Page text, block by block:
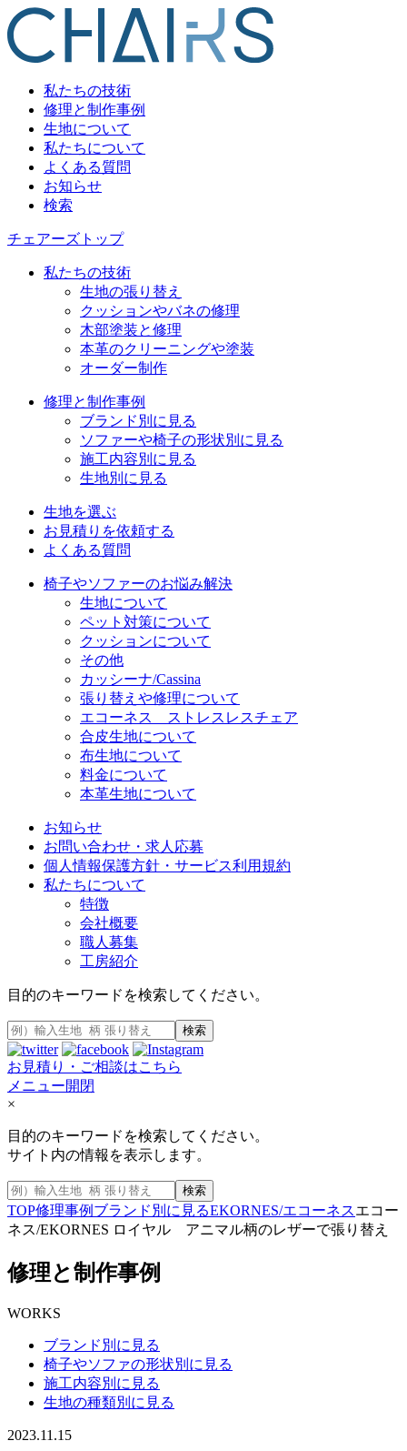
私たちの技術
修理と制作事例
生地について
私たちについて
よくある質問
お知らせ
検索
チェアーズトップ
私たちの技術
生地の張り替え
クッションやバネの修理
木部塗装と修理
本革のクリーニングや塗装
オーダー制作
修理と制作事例
ブランド別に見る
ソファーや椅子の形状別に見る
施工内容別に見る
生地別に見る
生地を選ぶ
お見積りを依頼する
よくある質問
椅子やソファーのお悩み解決
生地について
ペット対策について
クッションについて
その他
カッシーナ/Cassina
張り替えや修理について
エコーネス ストレスレスチェア
合皮生地について
布生地について
料金について
本革生地について
お知らせ
お問い合わせ・求人応募
個人情報保護方針・サービス利用規約
私たちについて
特徴
会社概要
職人募集
工房紹介
目的のキーワードを検索してください。
検索
お見積り・ご相談はこちら
メニュー開閉
×
目的のキーワードを検索してください。
サイト内の情報を表示します。
検索
TOP修理事例 ブランド別に見るEKORNES/エコーネスエコー
ネス/EKORNES ロイヤル アニマル柄のレザーで張り替え
修理と制作事例
WORKS
ブランド別に見る
椅子やソファの形状別に見る
施工内容別に見る
生地の種類別に見る
2023.11.15